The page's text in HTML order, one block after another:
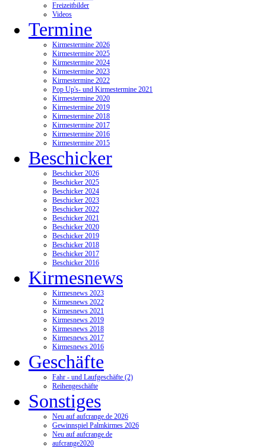
Freizeitbilder
Videos
Termine
Kirmestermine 2026
Kirmestermine 2025
Kirmestermine 2024
Kirmestermine 2023
Kirmestermine 2022
Pop Up's- und Kirmestermine 2021
Kirmestermine 2020
Kirmestermine 2019
Kirmestermine 2018
Kirmestermine 2017
Kirmestermine 2016
Kirmestermine 2015
Beschicker
Beschicker 2026
Beschicker 2025
Beschicker 2024
Beschicker 2023
Beschicker 2022
Beschicker 2021
Beschicker 2020
Beschicker 2019
Beschicker 2018
Beschicker 2017
Beschicker 2016
Kirmesnews
Kirmesnews 2023
Kirmesnews 2022
Kirmesnews 2021
Kirmesnews 2019
Kirmesnews 2018
Kirmesnews 2017
Kirmesnews 2016
Geschäfte
Fahr - und Laufgeschäfte (2)
Reihengeschäfte
Sonstiges
Neu auf aufcrange.de 2026
Gewinnspiel Palmkirmes 2026
Neu auf aufcrange.de
aufcrange2020